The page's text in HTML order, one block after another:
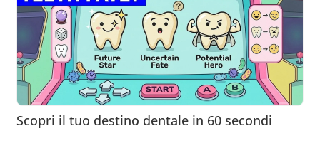
Scopri il tuo destino dentale in 60 secondi